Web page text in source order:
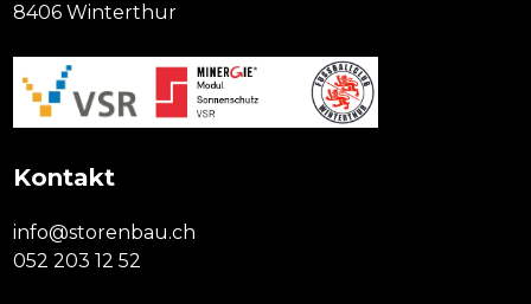
8406 Winterthur
Kontakt
info@storenbau.ch
052 203 12 52